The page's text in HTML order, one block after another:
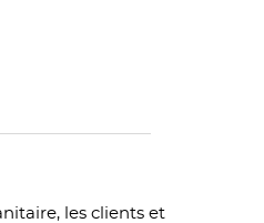
les clients et